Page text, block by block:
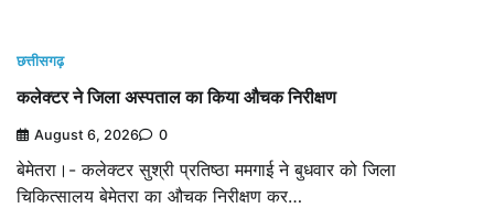
छत्तीसगढ़
कलेक्टर ने जिला अस्पताल का किया औचक निरीक्षण
August 6, 2026 0
बेमेतरा।- कलेक्टर सुश्री प्रतिष्ठा ममगाई ने बुधवार को जिला
चिकित्सालय बेमेतरा का औचक निरीक्षण कर…